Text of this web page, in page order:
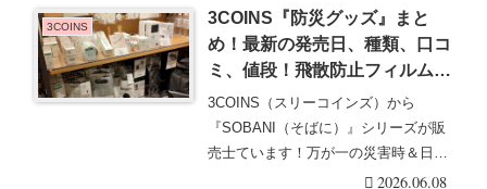
3COINS
3COINS『防災グッズ』まと
め！最新の発売日、種類、口コ
ミ、値段！飛散防止フィルム、
蓄光シール、ガラスブレーカー
などが2026/5/25より新発売！
3COINS（スリーコインズ）から
『SOBANI（そばに）』シリーズが販
売士ています！万が一の災害時＆日々
の生活でも使え・・・続きを読む
2026.06.08